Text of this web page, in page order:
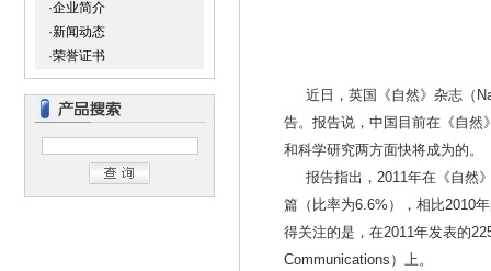
·企业简介
·新闻动态
·荣誉证书
近日，英国《自然》杂志（
告。报告说，中国目前在《自然
和科学研究两方面快将成为的。
报告指出，2011年在《自然》
篇（比率为6.6%），相比2010
得关注的是，在2011年发表的
Communications）上。